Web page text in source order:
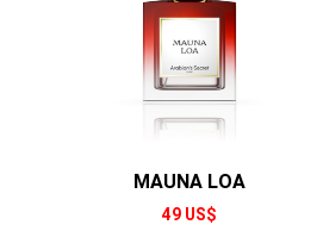
MAUNA LOA
49 US$